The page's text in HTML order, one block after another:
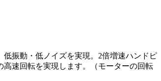
振動・低ノイズを実現。2倍増速ハンドピ
高速回転を実現します。（モーターの回転